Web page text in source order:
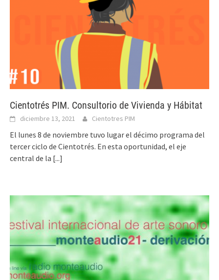
Cientotrés PIM. Consultorio de Vivienda y Hábitat
diciembre 13, 2021 Cientotres PIM
El lunes 8 de noviembre tuvo lugar el décimo programa del
tercer ciclo de Cientotrés. En esta oportunidad, el eje
central de la [...]